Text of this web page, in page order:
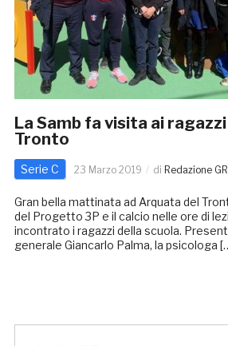
La Samb fa visita ai
Tronto
Serie C 23 Marzo 2019 di Redazione
Gran bella mattinata ad Arquata del
del Progetto 3P e il calcio nelle ore di
incontrato i ragazzi della scuola.
generale Giancarlo Palma, la psicologa